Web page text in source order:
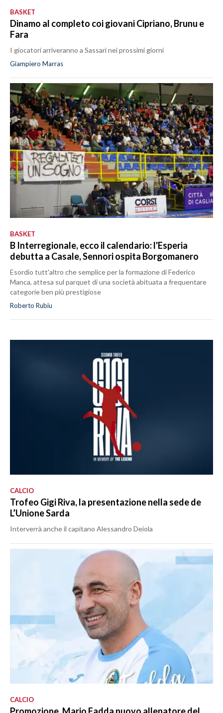
BASKET
Dinamo al completo coi giovani Cipriano, Brunu e
Fara
I giocatori arriveranno a Sassari nei prossimi giorni
Giampiero Marras
BASKET
B Interregionale, ecco il calendario: l'Esperia
debutta a Casale, Sennori ospita Borgomanero
Esordio tutt'altro che semplice per la formazione di Federico
Manca, attesa sul parquet di una società abituata a frequentare
categorie ben più prestigiose
Roberto Rubiu
CALCIO
Trofeo Gigi Riva, la presentazione nella sede de
L’Unione Sarda
Interverrà anche il capitano Alessandro Deiola
CALCIO